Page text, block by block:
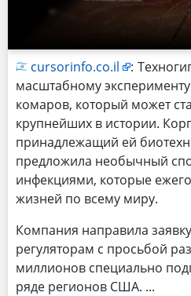
cursorinfo.co.il :
масштабному
комаров, который может
крупнейших в истории.
принадлежащий ей
предложила необычный
инфекциями, которые
жизней по всему миру.
Компания направила
регуляторам с просьбой
миллионов специально
ряде регионов США.